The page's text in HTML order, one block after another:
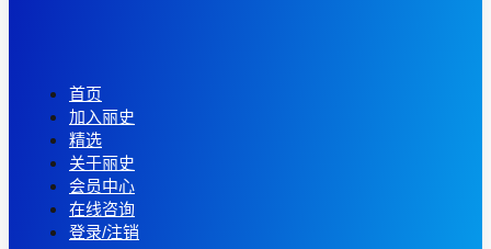
首页
加入丽史
精选
关于丽史
会员中心
在线咨询
登录/注销